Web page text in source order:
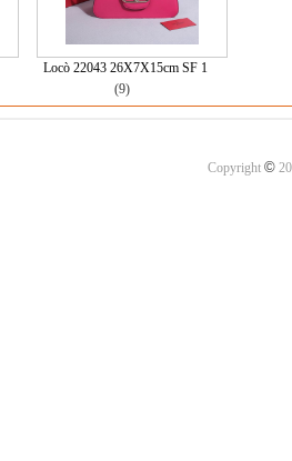
Locò 22043 26X7X15cm SF 1
(9)
Copyright ©